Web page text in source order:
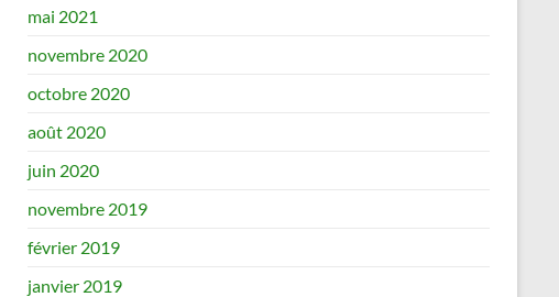
mai 2021
novembre 2020
octobre 2020
août 2020
juin 2020
novembre 2019
février 2019
janvier 2019